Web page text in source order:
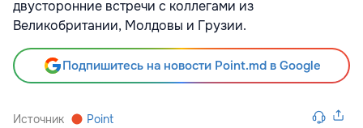
двусторонние встречи с коллегами из
Великобритании, Молдовы и Грузии.
Подпишитесь на новости Point.md в Google
Источник Point